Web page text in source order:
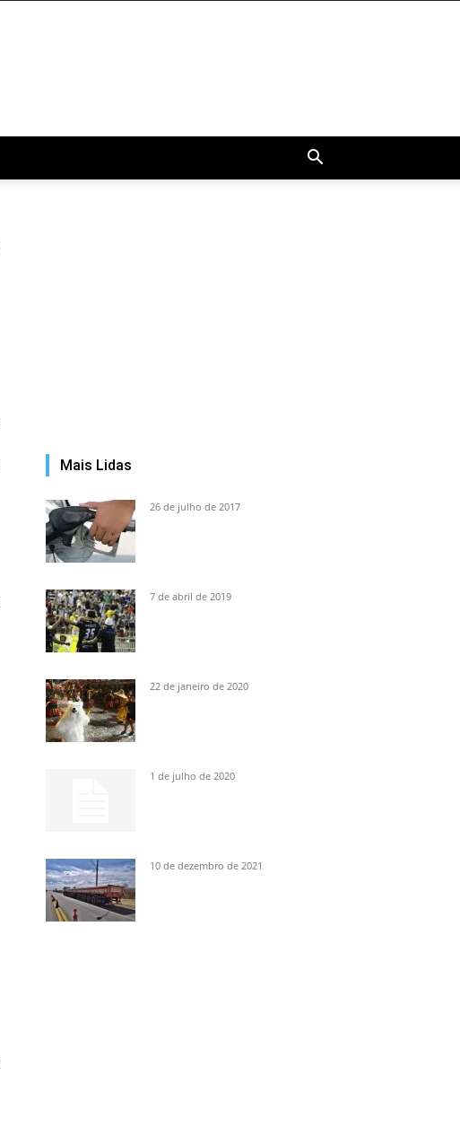
Mais Lidas
26 de julho de 2017
7 de abril de 2019
22 de janeiro de 2020
1 de julho de 2020
10 de dezembro de 2021